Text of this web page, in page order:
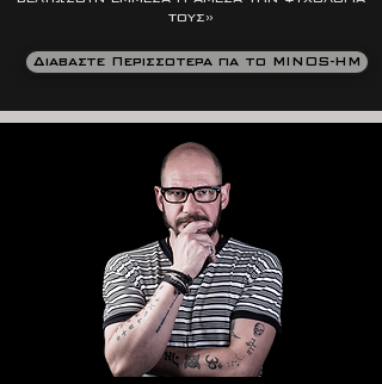
τους»
Διαβάστε Περισσότερα για το MINOS-HM